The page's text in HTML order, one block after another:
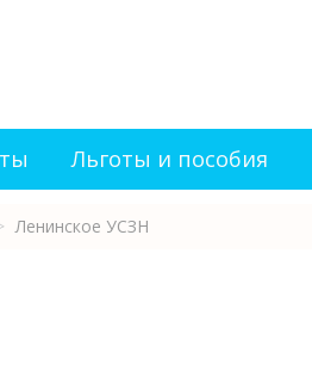
Льготы и пособия
Ленинское УСЗН